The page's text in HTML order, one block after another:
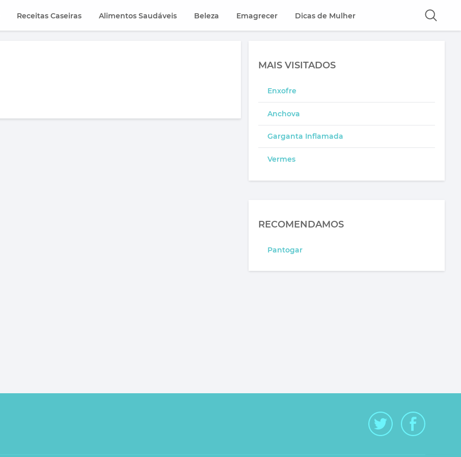
Receitas Caseiras Alimentos Saudáveis Beleza Emagrecer Dicas de Mulher
MAIS VISITADOS
Enxofre
Anchova
Garganta Inflamada
Vermes
RECOMENDAMOS
Pantogar